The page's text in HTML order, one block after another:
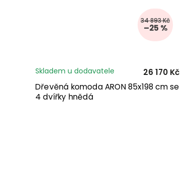
34 893 Kč
–25 %
Dřevěná komoda ARON 85x198 cm se
4 dvířky hnědá
Skladem u dodavatele 26 170 Kč